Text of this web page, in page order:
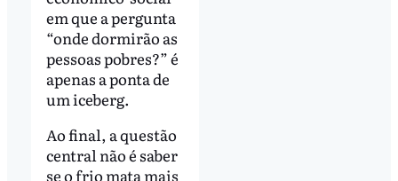
em que a pergunta
“onde dormirão as
pessoas pobres?” é
apenas a ponta de
um iceberg.
Ao final, a questão
central não é saber
se o frio mata mais